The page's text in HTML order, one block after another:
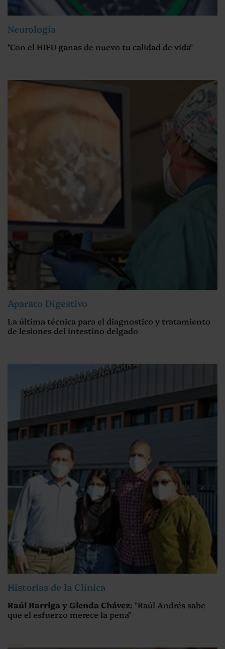
Neurología
"Con el HIFU ganas de nuevo tu calidad de vida"
Aparato Digestivo
La última técnica para el diagnostico y tratamiento
de lesiones del intestino delgado
Historias de la Clínica
Raúl Barriga y Glenda Chávez: "Raúl Andrés sabe
que el esfuerzo merece la pena"